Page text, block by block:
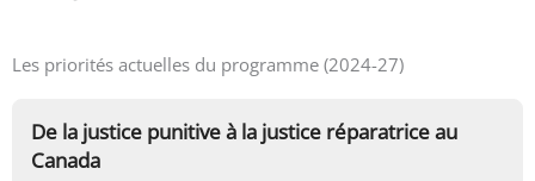
Les priorités actuelles du programme (2024-27)
De la justice punitive à la justice réparatrice au
Canada